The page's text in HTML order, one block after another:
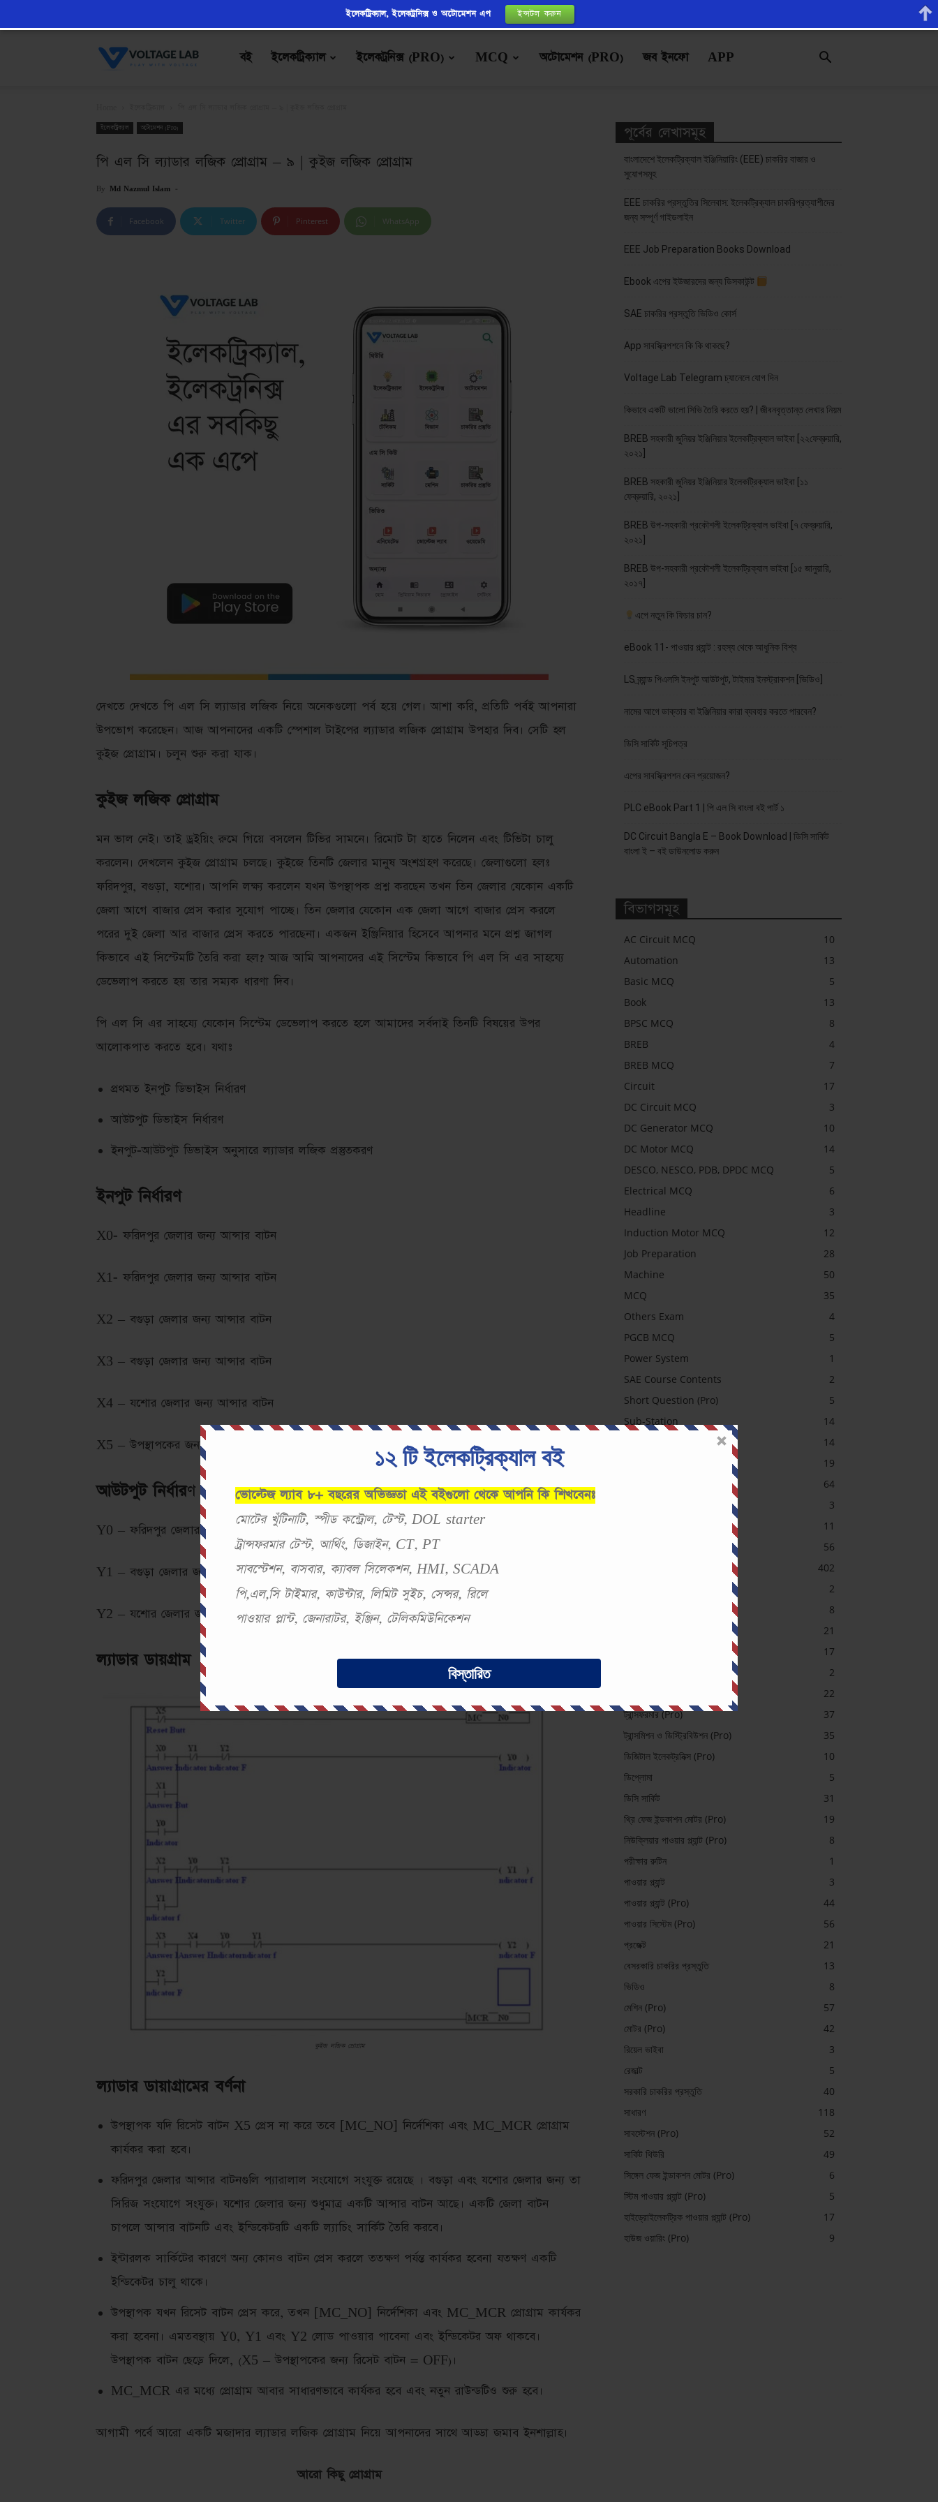
১২ টি ইলেকট্রিক্যাল বই
ভোল্টেজ ল্যাব ৮+ বছরের অভিজ্ঞতা এই বইগুলো থেকে আপনি কি শিখবেনঃ
মোটের খুঁটিনাটি, স্পীড কন্ট্রোল, টেস্ট, DOL starter
ট্রান্সফরমার টেস্ট, আর্থিং, ডিজাইন, CT, PT
সাবস্টেশন, বাসবার, ক্যাবল সিলেকশন, HMI, SCADA
পি,এল,সি টাইমার, কাউন্টার, লিমিট সুইচ, সেন্সর, রিলে
পাওয়ার প্লান্ট, জেনারাটর, ইঞ্জিন, টেলিকমিউনিকেশন
বিস্তারিত
VoltageLab
বই ইলেকট্রিক্যাল ইলেকট্রনিক্স (PRO) MCQ অটোমেশন (PRO) জব ইনফো APP
ইলেকট্রিক্যাল অটোমেশন (Pro)
পি এল সি ল্যাডার লজিক প্রোগ্রাম – ৯ | কুইজ লজিক প্রোগ্রাম
By Md Nazmul Islam -
Facebook Twitter Pinterest WhatsApp
দেখতে দেখতে পি এল সি ল্যাডার লজিক নিয়ে অনেকগুলো পর্ব হয়ে গেল। আশা করি, প্রতিটি পর্বই আপনারা
উপভোগ করেছেন। আজ আপনাদের একটি স্পেশাল টাইপের ল্যাডার লজিক প্রোগ্রাম উপহার দিব। সেটি হল
কুইজ প্রোগ্রাম। চলুন শুরু করা যাক।
কুইজ লজিক প্রোগ্রাম
মন ভাল নেই। তাই ড্রইয়িং রুমে গিয়ে বসলেন টিভির সামনে। রিমোট টা হাতে নিলেন এবং টিভিটা চালু
করলেন। দেখলেন কুইজ প্রোগ্রাম চলছে। কুইজে তিনটি জেলার মানুষ অংশগ্রহণ করেছে। জেলাগুলো হলঃ
ফরিদপুর, বগুড়া, যশোর। আপনি লক্ষ্য করলেন যখন উপস্থাপক প্রশ্ন করছেন তখন তিন জেলার যেকোন একটি
জেলা আগে বাজার প্রেস করার সুযোগ পাচ্ছে। তিন জেলার যেকোন এক জেলা আগে বাজার প্রেস করলে
পরের দুই জেলা আর বাজার প্রেস করতে পারছেনা। একজন ইঞ্জিনিয়ার হিসেবে আপনার মনে প্রশ্ন জাগল
কিভাবে এই সিস্টেমটি তৈরি করা হল? আজ আমি আপনাদের এই সিস্টেম কিভাবে পি এল সি এর সাহয্যে
ডেভেলাপ করতে হয় তার সম্যক ধারণা দিব।
পি এল সি এর সাহয্যে যেকোন সিস্টেম ডেভেলাপ করতে হলে আমাদের সর্বদাই তিনটি বিষয়ের উপর
আলোকপাত করতে হবে। যথাঃ
প্রথমত ইনপুট ডিভাইস নির্ধারণ
আউটপুট ডিভাইস নির্ধারণ
ইনপুট-আউটপুট ডিভাইস অনুসারে ল্যাডার লজিক প্রস্তুতকরণ
ইনপুট নির্ধারণ
X0- ফরিদপুর জেলার জন্য আন্সার বাটন
X1- ফরিদপুর জেলার জন্য আন্সার বাটন
X2 – বগুড়া জেলার জন্য আন্সার বাটন
X3 – বগুড়া জেলার জন্য আন্সার বাটন
X4 – যশোর জেলার জন্য আন্সার বাটন
X5 – উপস্থাপকের জন্য রিসেট বাটন
আউটপুট নির্ধারণ
Y0 – ফরিদপুর জেলার জন্য ইন্ডিকেটর
Y1 – বগুড়া জেলার জন্য ইন্ডিকেটর
Y2 – যশোর জেলার জন্য ইন্ডিকেটর
ল্যাডার ডায়গ্রাম
কুইজ লজিক প্রোগ্রাম
ল্যাডার ডায়াগ্রামের বর্ণনা
উপস্থাপক যদি রিসেট বাটন X5 প্রেস না করে তবে [MC_NO] নির্দেশিকা এবং MC_MCR প্রোগ্রাম
কার্যকর করা হবে।
ফরিদপুর জেলার আন্সার বাটনগুলি প্যারালাল সংযোগে সংযুক্ত রয়েছে । বগুড়া এবং যশোর জেলার জন্য তা
সিরিজ সংযোগে সংযুক্ত। যশোর জেলার জন্য শুধুমাত্র একটি আন্সার বাটন আছে। একটি জেলা বাটন
চাপলে আন্সার বাটনটি এবং ইন্ডিকেটরটি একটি ল্যাচিং সার্কিট তৈরি করবে।
ইন্টারলক সার্কিটের কারণে অন্য কোনও বাটন প্রেস করলে ততক্ষণ পর্যন্ত কার্যকর হবেনা যতক্ষণ একটি
ইন্ডিকেটর চালু থাকে।
উপস্থাপক যখন রিসেট বাটন প্রেস করে, তখন [MC_NO] নির্দেশিকা এবং MC_MCR প্রোগ্রাম কার্যকর
করা হবেনা। এমতবস্থায় Y0, Y1 এবং Y2 লোড পাওয়ার পাবেনা এবং ইন্ডিকেটর অফ থাকবে।
উপস্থাপক বাটন ছেড়ে দিলে, (X5 – উপস্থাপকের জন্য রিসেট বাটন = OFF)।
MC_MCR এর মধ্যে প্রোগ্রাম আবার সাধারণভাবে কার্যকর হবে এবং নতুন রাউন্ডটিও শুরু হবে।
আগামী পর্বে আরো একটি মজাদার ল্যাডার লজিক প্রোগ্রাম নিয়ে আপনাদের সাথে আড্ডা জমাব ইনশাল্লাহ।
আরো কিছু প্রোগ্রাম
পূর্বের লেখাসমূহ
বাংলাদেশে ইলেকট্রিক্যাল ইঞ্জিনিয়ারিং (EEE) চাকরির বাজার ও
সুযোগসমূহ
EEE চাকরির প্রস্তুতির সিলেবাস: ইলেকট্রিক্যাল চাকরিপ্রত্যাশীদের
জন্য সম্পূর্ণ গাইডলাইন
EEE Job Preparation Books Download
Ebook এপের ইউজারদের জন্য ডিসকাউন্ট
SAE চাকরির প্রস্তুতি ভিডিও কোর্স
App সাবস্ক্রিপশনে কি কি থাকছে?
Voltage Lab Telegram চ্যানেলে যোগ দিন
কিভাবে একটি ভালো সিভি তৈরি করতে হয়? | জীবনবৃত্তান্ত লেখার নিয়ম
BREB সহকারী জুনিয়র ইঞ্জিনিয়ার ইলেকট্রিক্যাল ভাইবা [২২ফেব্রুয়ারি,
২০২১]
BREB সহকারী জুনিয়র ইঞ্জিনিয়ার ইলেকট্রিক্যাল ভাইবা [১১
ফেব্রুয়ারি, ২০২১]
BREB উপ-সহকারী প্রকৌশলী ইলেকট্রিক্যাল ভাইবা [৭ ফেব্রুয়ারি,
২০২১]
BREB উপ-সহকারী প্রকৌশলী ইলেকট্রিক্যাল ভাইবা [১৫ জানুয়ারি,
২০১৭]
এপে নতুন কি ফিচার চান?
eBook 11- পাওয়ার প্ল্যান্ট : রহস্য থেকে আধুনিক বিশ্ব
LS ব্র্যান্ড পিএলসি ইনপুট আউটপুট, টাইমার ইনস্ট্রাকশন [ভিডিও]
নামের আগে ডাক্তার বা ইঞ্জিনিয়ার কারা ব্যবহার করতে পারবেন?
ডিসি সার্কিট সূচিপত্র
এপের সাবস্ক্রিপশন কেন প্রয়োজন?
PLC eBook Part 1 | পি এল সি বাংলা বই পার্ট ১
DC Circuit Bangla E – Book Download | ডিসি সার্কিট
বাংলা ই – বই ডাউনলোড করুন
বিভাগসমূহ
AC Circuit MCQ
10
Automation
13
Basic MCQ
5
Book
13
BPSC MCQ
8
BREB
4
BREB MCQ
7
Circuit
17
DC Circuit MCQ
3
DC Generator MCQ
10
DC Motor MCQ
14
DESCO, NESCO, PDB, DPDC MCQ
5
Electrical MCQ
6
Headline
3
Induction Motor MCQ
12
Job Preparation
28
Machine
50
MCQ
35
Others Exam
4
PGCB MCQ
5
Power System
1
SAE Course Contents
2
Short Question (Pro)
5
Sub-Station
14
14
19
64
3
11
56
402
2
8
21
17
2
22
ট্রান্সফরমার (Pro)
37
ট্রান্সমিশন ও ডিস্ট্রিবিউশন (Pro)
35
ডিজিটাল ইলেকট্রনিক্স (Pro)
10
ডিপ্লোমা
5
ডিসি সার্কিট
31
থ্রি ফেজ ইন্ডকাশন মোটর (Pro)
19
নিউক্লিয়ার পাওয়ার প্ল্যান্ট (Pro)
8
পরীক্ষার রুটিন
1
পাওয়ার প্ল্যান্ট
3
পাওয়ার প্ল্যান্ট (Pro)
44
পাওয়ার সিস্টেম (Pro)
56
প্রজেক্ট
21
বেসরকারি চাকরির প্রস্তুতি
13
ভিডিও
8
মেশিন (Pro)
57
মোটর (Pro)
42
রিয়েল ভাইবা
3
রেজাল্ট
5
সরকারি চাকরির প্রস্তুতি
40
সাধারণ
118
সাবস্টেশন (Pro)
52
সার্কিট থিউরি
49
সিঙ্গেল ফেজ ইন্ডাকশন মোটর (Pro)
6
স্টিম পাওয়ার প্ল্যান্ট (Pro)
5
হাইড্রোইলেকট্রিক পাওয়ার প্ল্যান্ট (Pro)
17
হাউজ ওয়ারিং (Pro)
9
ইলেকট্রিক্যাল, ইলেকট্রনিক্স ও অটোমেশন এপ ইন্সটল করুন